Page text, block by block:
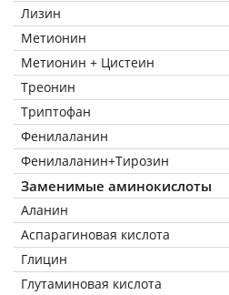
Лизин
Метионин
Метионин + Цистеин
Треонин
Триптофан
Фенилаланин
Фенилаланин+Тирозин
Заменимые аминокислоты
Аланин
Аспарагиновая кислота
Глицин
Глутаминовая кислота